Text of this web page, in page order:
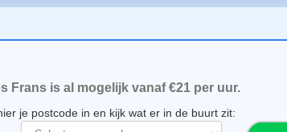
Frans is al mogelijk vanaf €21 per uur.
je postcode in en kijk wat er in de buurt zit: